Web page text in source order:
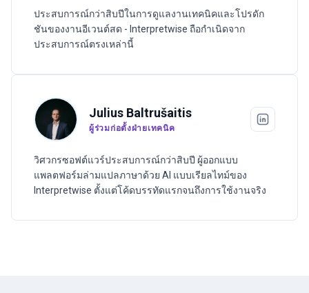
ประสบการณ์กว่าสิบปีในการดูแลงานเทคนิคและโปรดัก
ชันของงานอีเวนต์สด - Interpretwise ถือกำเนิดจาก
ประสบการณ์ตรงเหล่านี้
Julius Baltrušaitis
ผู้ร่วมก่อตั้งฝ่ายเทคนิค
วิศวกรซอฟต์แวร์ประสบการณ์กว่าสิบปี ผู้ออกแบบ
แพลตฟอร์มล่ามแปลภาษาด้วย AI แบบเรียลไทม์ของ
Interpretwise ตั้งแต่โค้ดบรรทัดแรกจนถึงการใช้งานจริง